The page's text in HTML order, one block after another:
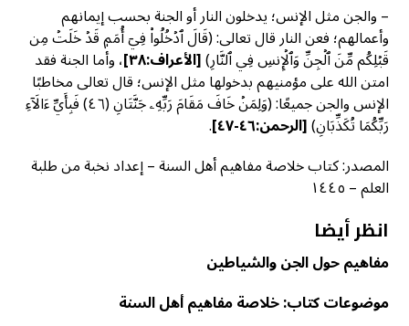
– والجن مثل الإنس؛ يدخلون النار أو الجنة بحسب إيمانهم
وأعمالهم؛ فعن النار قال تعالى: (قَالَ ٱدۡخُلُواْ فِيٓ أُمَمٖ قَدۡ خَلَتۡ مِن
قَبۡلِكُم مِّنَ ٱلۡجِنِّ وَٱلۡإِنسِ فِي ٱلنَّارِ)[الأعراف:٣٨] ، وأما الجنة فقد
امتن الله على مؤمنيهم بدخولها مثل الإنس؛ قال تعالى مخاطبًا
الإنس والجن جميعًا: (وَلِمَنۡ خَافَ مَقَامَ رَبِّهِۦ جَنَّتَانِ (٤٦) فَبِأَيِّ ءَالَآءِ
رَبِّكُمَا تُكَذِّبَانِ)[الرحمن:٤٦-٤٧]
.
المصدر: كتاب خلاصة مفاهيم أهل السنة – إعداد نخبة من طلبة
العلم – ١٤٤٥
انظر أيضا
مفاهيم حول الجن والشياطين
موضوعات كتاب: خلاصة مفاهيم أهل السنة